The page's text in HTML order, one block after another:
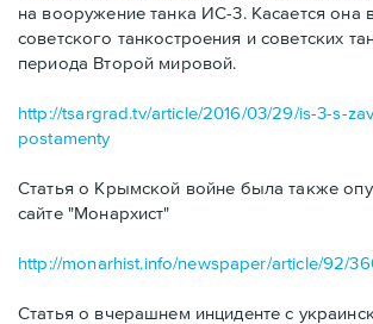
на вооружение танка ИС-3. Касается она
советского танкостроения и советских
периода Второй мировой.
http://tsargrad.tv/article/2016/03/29/is-3-s-
postamenty
Статья о Крымской войне была также
сайте "Монархист"
http://monarhist.info/newspaper/article/92/
Статья о вчерашнем инциденте с